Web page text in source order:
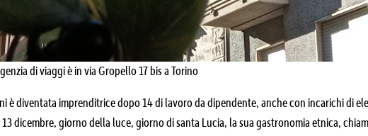
di viaggi è in via Gropello 17 bis a Torino
è diventata imprenditrice dopo 14 di lavoro da dipendente, anche con incarichi di
dicembre, giorno della luce, giorno di santa Lucia, la sua gastronomia etnica,